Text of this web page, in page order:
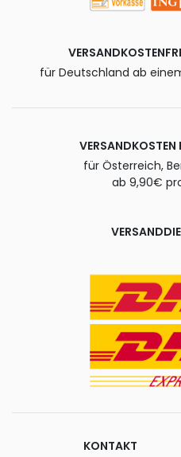
für Deutschland ab
für Österreich,
ab 9,90€
KONTAKT